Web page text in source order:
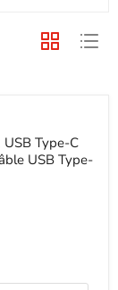
Type-C
USB Type-